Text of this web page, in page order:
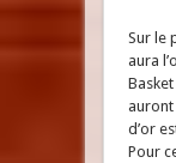
Sur le
aura
auront
d’or
Pour